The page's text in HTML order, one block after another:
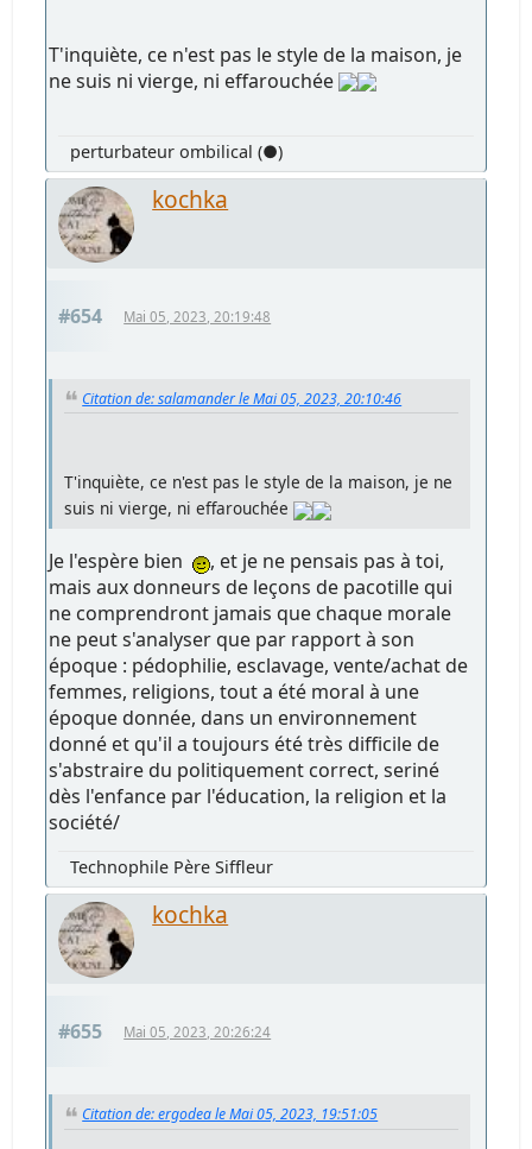
T'inquiète, ce n'est pas le style de la maison, je
ne suis ni vierge, ni effarouchée
perturbateur ombilical (●)
kochka
#654 Mai 05, 2023, 20:19:48
Citation de: salamander le Mai 05, 2023, 20:10:46
T'inquiète, ce n'est pas le style de la maison, je ne
suis ni vierge, ni effarouchée
Je l'espère bien
, et je ne pensais pas à toi,
mais aux donneurs de leçons de pacotille qui
ne comprendront jamais que chaque morale
ne peut s'analyser que par rapport à son
époque : pédophilie, esclavage, vente/achat de
femmes, religions, tout a été moral à une
époque donnée, dans un environnement
donné et qu'il a toujours été très difficile de
s'abstraire du politiquement correct, seriné
dès l'enfance par l'éducation, la religion et la
société/
Technophile Père Siffleur
kochka
#655 Mai 05, 2023, 20:26:24
Citation de: ergodea le Mai 05, 2023, 19:51:05